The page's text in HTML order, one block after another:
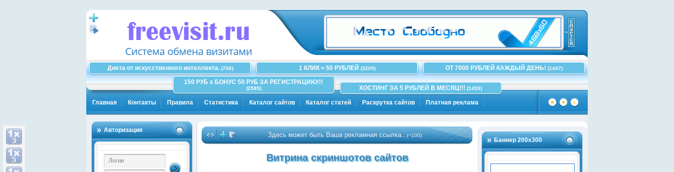
Диета от искусственного интеллекта.(706) 1 КЛИК = 50 РУБЛЕЙ (3209) ОТ 7000 РУБЛЕЙ КАЖДЫЙ ДЕНЬ! (1447)
150 РУБ x БОНУС 50 РУБ ЗА РЕГИСТРАЦИЮ!!!
(2585) ХОСТИНГ ЗА 5 РУБЛЕЙ В МЕСЯЦ!!! (1459)
Главная Контакты Правила Статистика Каталог сайтов Каталог статей Раскрутка сайтов Платная реклама
Авторизация
Баннер 200х300
Здесь может быть Ваша рекламная ссылка..(~100)
Витрина скриншотов сайтов